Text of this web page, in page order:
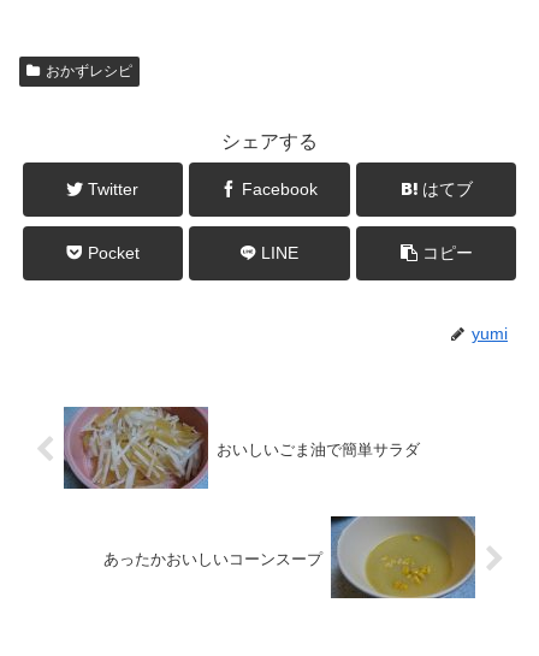
おかずレシピ
シェアする
Twitter Facebook はてブ
Pocket LINE コピー
yumi
おいしいごま油で簡単サラダ
あったかおいしいコーンスープ